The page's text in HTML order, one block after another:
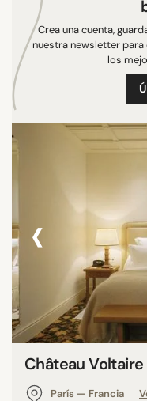
Crea una cuenta,
nuestra newsletter
los
‹
Château Voltaire
París — Francia